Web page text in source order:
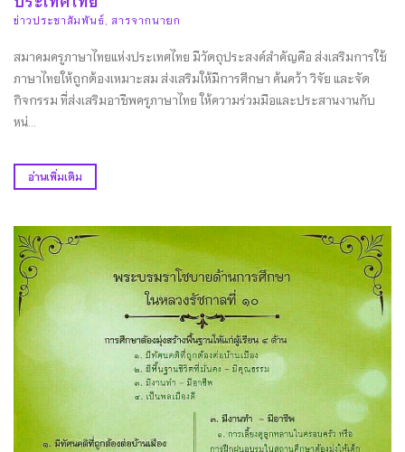
ข่าวประชาสัมพันธ์ สารจากนายก
สมาคมครูภาษาไทยแห่งประเทศไทย มีวัตถุประสงค์สำคัญคือ ส่งเสริมการใช้
ภาษาไทยให้ถูกต้องเหมาะสม ส่งเสริมให้มีการศึกษา ค้นคว้า วิจัย และจัด
กิจกรรม ที่ส่งเสริมอาชีพครูภาษาไทย ให้ความร่วมมือและประสานงานกับ
หน่...
อ่านเพิ่มเติม